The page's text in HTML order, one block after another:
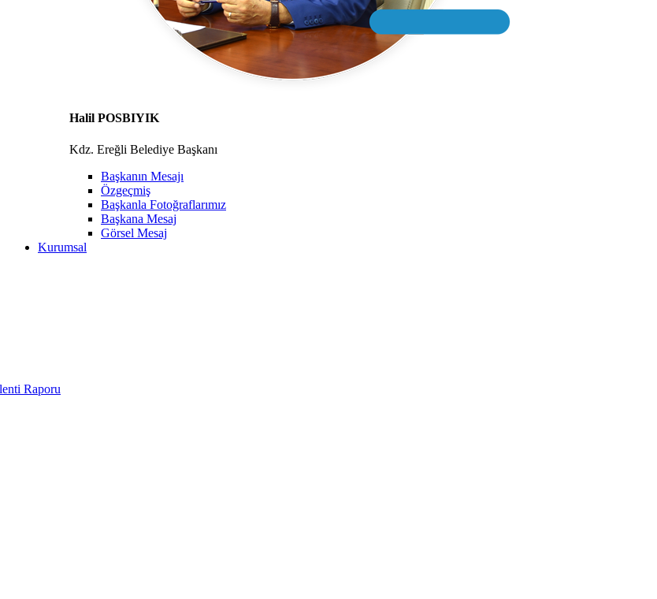
Halil POSBIYIK
Kdz. Ereğli Belediye Başkanı
Başkanın Mesajı
Özgeçmiş
Başkanla Fotoğraflarımız
Başkana Mesaj
Görsel Mesaj
Kurumsal
Raporu